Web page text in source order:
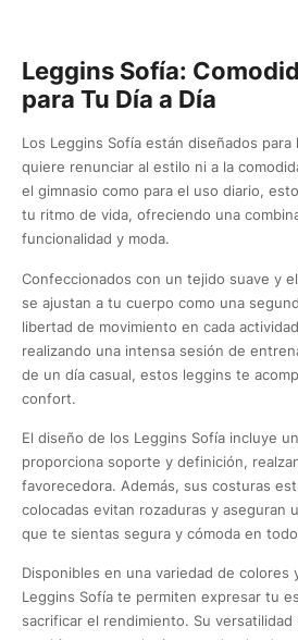
Leggins Sofía:
para Tu Día a Día
Los Leggins Sofía están diseñados para
quiere renunciar al estilo ni a la
el gimnasio como para el uso diario,
tu ritmo de vida, ofreciendo una
funcionalidad y moda.
Confeccionados con un tejido suave y
se ajustan a tu cuerpo como una
libertad de movimiento en cada
realizando una intensa sesión de
de un día casual, estos leggins te
confort.
El diseño de los Leggins Sofía incluye
proporciona soporte y definición,
favorecedora. Además, sus costuras
colocadas evitan rozaduras y aseguran
que te sientas segura y cómoda en
Disponibles en una variedad de colores
Leggins Sofía te permiten expresar tu
sacrificar el rendimiento. Su versatilidad